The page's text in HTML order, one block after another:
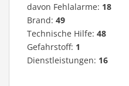
davon Fehlalarme: 18
Brand: 49
Technische Hilfe: 48
Gefahrstoff: 1
Dienstleistungen: 16